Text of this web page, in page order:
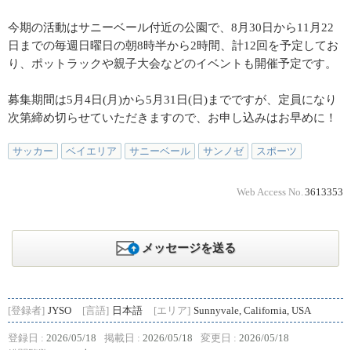
今期の活動はサニーベール付近の公園で、8月30日から11月22
日までの毎週日曜日の朝8時半から2時間、計12回を予定してお
り、ポットラックや親子大会などのイベントも開催予定です。
募集期間は5月4日(月)から5月31日(日)までですが、定員になり
次第締め切らせていただきますので、お申し込みはお早めに！
サッカー ベイエリア サニーベール サンノゼ スポーツ
Web Access No. 3613353
メッセージを送る
[登録者] JYSO [言語] 日本語 [エリア] Sunnyvale, California, USA
登録日 : 2026/05/18 掲載日 : 2026/05/18 変更日 : 2026/05/18